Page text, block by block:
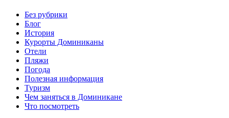
Без рубрики
Блог
История
Курорты Доминиканы
Отели
Пляжи
Погода
Полезная информация
Туризм
Чем заняться в Доминикане
Что посмотреть